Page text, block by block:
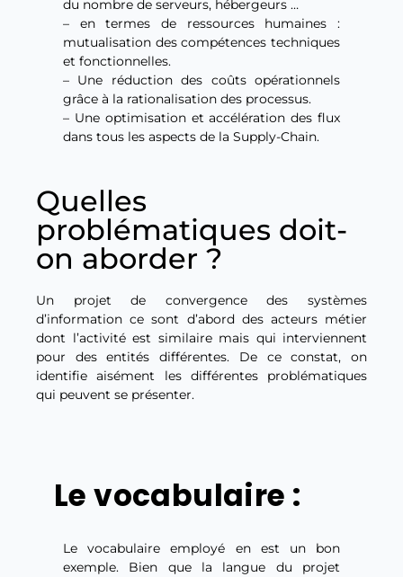
du nombre de serveurs, hébergeurs …
– en termes de ressources humaines :
mutualisation des compétences techniques
et fonctionnelles.
– Une réduction des coûts opérationnels
grâce à la rationalisation des processus.
– Une optimisation et accélération des flux
dans tous les aspects de la Supply-Chain.
Quelles
problématiques doit-
on aborder ?
Un projet de convergence des systèmes
d’information ce sont d’abord des acteurs métier
dont l’activité est similaire mais qui interviennent
pour des entités différentes. De ce constat, on
identifie aisément les différentes problématiques
qui peuvent se présenter.
Le vocabulaire :
Le vocabulaire employé en est un bon
exemple. Bien que la langue du projet